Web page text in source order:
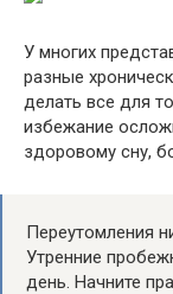
У многих
разные
делать все для
избежание
здоровому сну,
Переутомления
Утренние
день. Начните